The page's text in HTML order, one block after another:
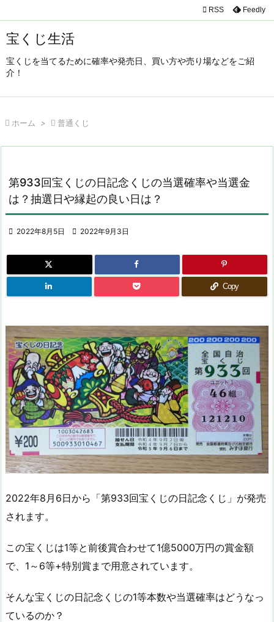
宝くじ生活
宝くじを当てるために確率や発売日、買い方や売り場などをご紹
介！

サイド
前へ
 RSS Feedly
 ホーム >  普通くじ
第933回宝くじの日記念くじの当選確率や当選金
は？抽選日や縁起の良い日は？
 2022年8月5日  2022年9月3日
Copy
2022年8月6日から「第933回宝くじの日記念くじ」が発売
されます。
この宝くじは1等と前後賞合わせて1億5000万円の賞金額
で、1～6等+特別賞まで用意されています。
そんな宝くじの日記念くじの1等本数や当選確率はどうなっ
ているのか？